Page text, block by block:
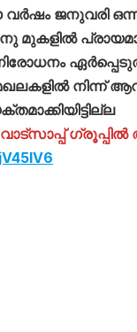
വർഷം ജനുവരി
മുകളിൽ
നിന്ന്